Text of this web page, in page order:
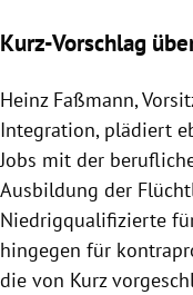
Kurz-Vorschlag
Heinz Faßmann,
Integration, plädiert
Jobs mit der
Ausbildung der
Niedrigqualifizierte
hingegen für
die von Kurz